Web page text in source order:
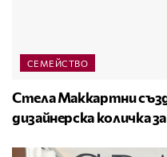
СЕМЕЙСТВО
Стела Маккартни
дизайнерска количка